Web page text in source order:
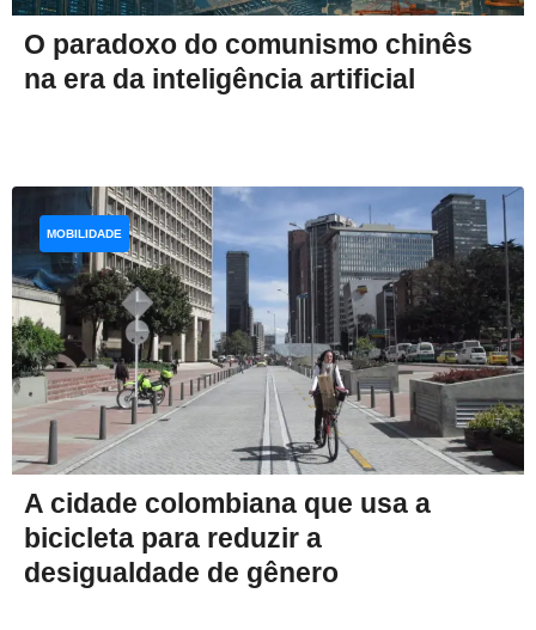
O paradoxo do comunismo chinês
na era da inteligência artificial
A cidade colombiana que usa a
bicicleta para reduzir a
desigualdade de gênero
MOBILIDADE